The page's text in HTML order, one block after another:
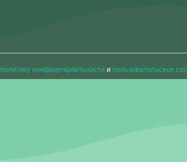
политику конфиденциальности и пользовательское